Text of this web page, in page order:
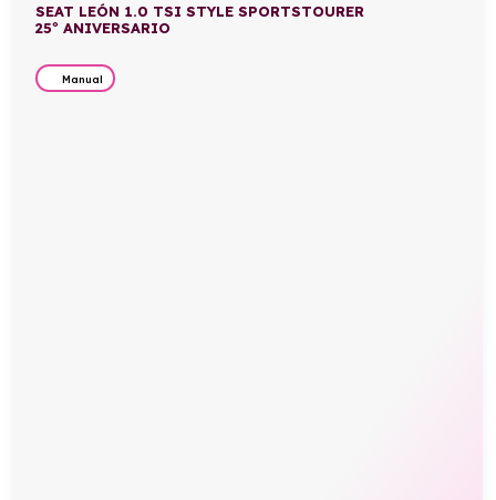
SEAT LEÓN 1.0 TSI STYLE SPORTSTOURER
25º ANIVERSARIO
Manual